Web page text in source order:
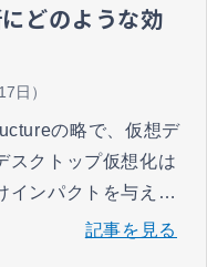
どのような効
日 ）
の略で、仮想デ
スクトップ仮想化は
インパクトを与える
記事を見る